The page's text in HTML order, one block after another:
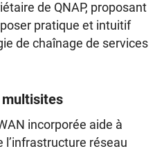
de QNAP, proposant
pratique et intuitif
de chaînage de services
incorporée aide à
réseau